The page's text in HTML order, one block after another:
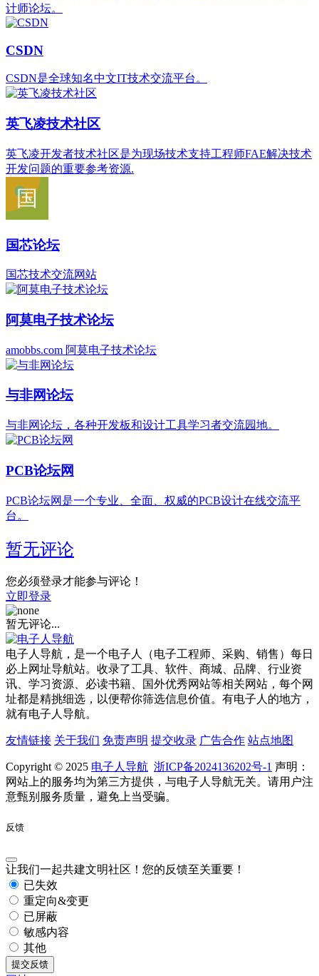
计师论坛。
CSDN
CSDN是全球知名中文IT技术交流平台。
英飞凌技术社区
英飞凌开发者技术社区是为现场技术支持工程师FAE解决技术
开发问题的重要参考资源.
国芯论坛
国芯技术交流网站
阿莫电子技术论坛
amobbs.com 阿莫电子技术论坛
与非网论坛
与非网论坛，各种开发板和设计工具学习者交流园地。
PCB论坛网
PCB论坛网是一个专业、全面、权威的PCB设计在线交流平
台。
暂无评论
您必须登录才能参与评论！
立即登录
暂无评论...
电子人导航，是一个电子人（电子工程师、采购、销售）每日
必上网址导航站。收录了工具、软件、商城、品牌、行业资
讯、学习资源、必读书籍、国外优秀网站等相关网站，每个网
址都是精挑细选，以便帮你筛选信息价值。有电子人的地方，
就有电子人导航。
友情链接 关于我们 免责声明 提交收录 广告合作 站点地图
Copyright © 2025 电子人导航 浙ICP备2024136202号-1 声明：
网站上的服务均为第三方提供，与电子人导航无关。请用户注
意甄别服务质量，避免上当受骗。
反馈
让我们一起共建文明社区！您的反馈至关重要！
已失效
重定向&变更
已屏蔽
敏感内容
其他
提交反馈